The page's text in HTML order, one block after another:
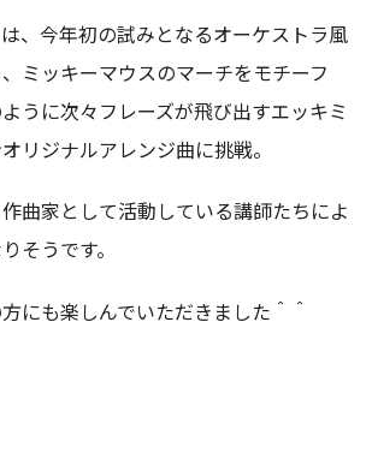
、今年初の試みとなるオーケストラ風
ミッキーマウスのマーチをモチーフ
うに次々フレーズが飛び出すエッキミ
リジナルアレンジ曲に挑戦。
曲家として活動している講師たちによ
そうです。
にも楽しんでいただきました＾＾